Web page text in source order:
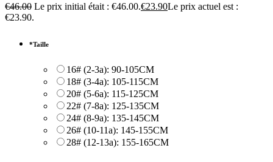
€46.00 Le prix initial était : €46.00.€23.90Le prix actuel est :
€23.90.
*Taille
16# (2-3a): 90-105CM
18# (3-4a): 105-115CM
20# (5-6a): 115-125CM
22# (7-8a): 125-135CM
24# (8-9a): 135-145CM
26# (10-11a): 145-155CM
28# (12-13a): 155-165CM